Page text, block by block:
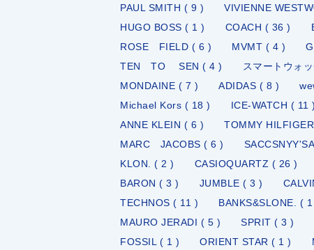
PAUL SMITH ( 9 )
VIVIENNE
HUGO BOSS ( 1 )
COACH ( 36 )
ROSE FIELD ( 6 )
MVMT ( 4 )
TEN TO SEN ( 4 )
スマートウォ
MONDAINE ( 7 )
ADIDAS ( 8 )
Michael Kors ( 18 )
ICE-WATCH ( 11 )
ANNE KLEIN ( 6 )
TOMMY
MARC JACOBS ( 6 )
KLON. ( 2 )
CASIOQUARTZ ( 26 )
BARON ( 3 )
JUMBLE ( 3 )
TECHNOS ( 11 )
BANKS&SLONE. (
MAURO JERADI ( 5 )
SPRIT ( 3 )
FOSSIL ( 1 )
ORIENT STAR ( 1 )